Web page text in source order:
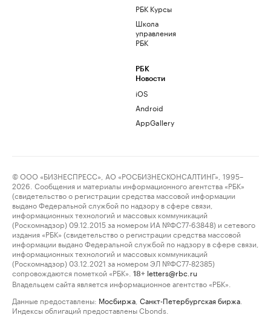
РБК Курсы
Школа
управления
РБК
РБК
Новости
iOS
Android
AppGallery
© ООО «БИЗНЕСПРЕСС», АО «РОСБИЗНЕСКОНСАЛТИНГ», 1995–
2026. Сообщения и материалы информационного агентства «РБК»
(свидетельство о регистрации средства массовой информации
выдано Федеральной службой по надзору в сфере связи,
информационных технологий и массовых коммуникаций
(Роскомнадзор) 09.12.2015 за номером ИА №ФС77-63848) и сетевого
издания «РБК» (свидетельство о регистрации средства массовой
информации выдано Федеральной службой по надзору в сфере связи,
информационных технологий и массовых коммуникаций
(Роскомнадзор) 03.12.2021 за номером ЭЛ №ФС77-82385)
сопровождаются пометкой «РБК».
18+ letters@rbc.ru
Владельцем сайта является информационное агентство «РБК».
Данные предоставлены: Мосбиржа Санкт-Петербургская биржа
Индексы облигаций предоставлены Cbonds.